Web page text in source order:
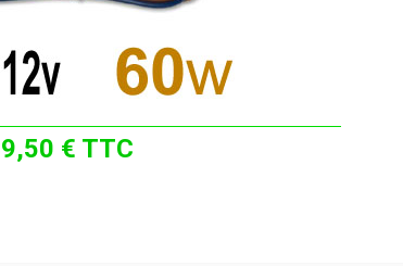
€ TTC